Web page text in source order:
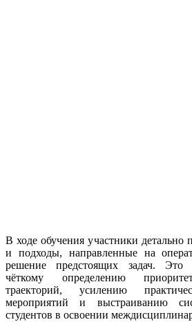
В ходе обучения участники детально
и подходы, направленные на
решение предстоящих задач. Это
чёткому определению
траекторий, усилению
мероприятий и выстраиванию
студентов в освоении